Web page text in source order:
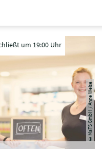
©
MaTS GmbH / Anne Weise
um 19:00 Uhr